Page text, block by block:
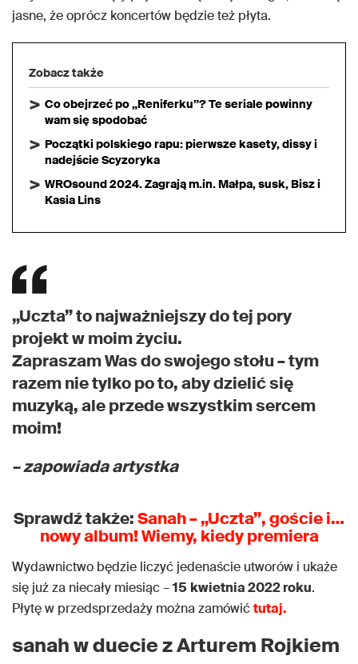
jasne, że oprócz koncertów będzie też płyta.
Zobacz także
Co obejrzeć po „Reniferku”? Te seriale powinny
wam się spodobać
Początki polskiego rapu: pierwsze kasety, dissy i
nadejście Scyzoryka
WROsound 2024. Zagrają m.in. Małpa, susk, Bisz i
Kasia Lins
„Uczta” to najważniejszy do tej pory
projekt w moim życiu.
Zapraszam Was do swojego stołu – tym
razem nie tylko po to, aby dzielić się
muzyką, ale przede wszystkim sercem
moim!
– zapowiada artystka
Sprawdź także:Sanah – „Uczta”, goście i…
nowy album! Wiemy, kiedy premiera
Wydawnictwo będzie liczyć jedenaście utworów i ukaże
się już za niecały miesiąc –15 kwietnia 2022 roku.
Płytę w przedsprzedaży można zamówićtutaj.
sanah w duecie z Arturem Rojkiem